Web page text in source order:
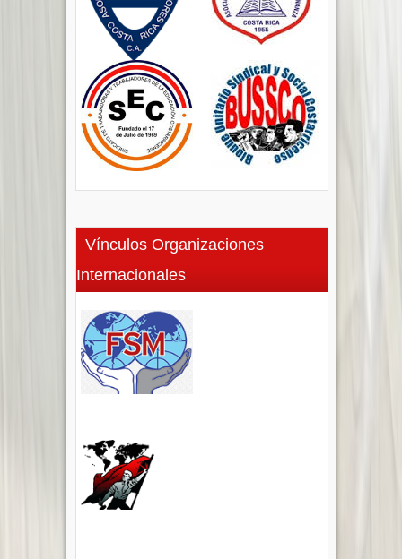
Vínculos Organizaciones
Internacionales